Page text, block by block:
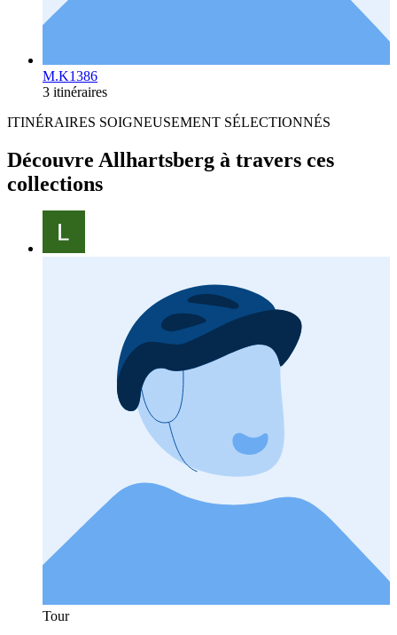
M.K1386
3 itinéraires
ITINÉRAIRES SOIGNEUSEMENT SÉLECTIONNÉS
Découvre Allhartsberg à travers ces
collections
Tour